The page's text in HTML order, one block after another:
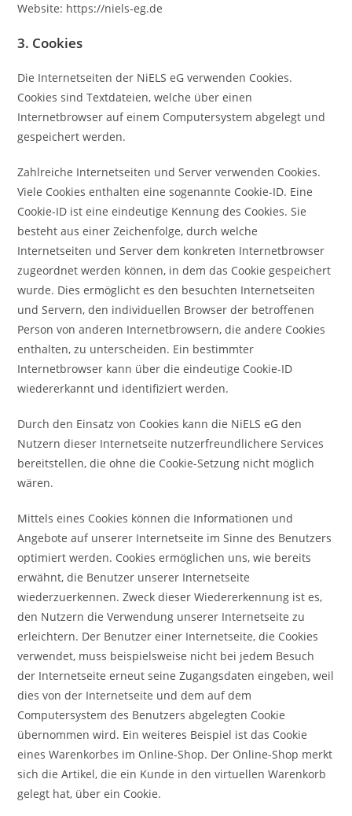
Website: https://niels-eg.de
3. Cookies
Die Internetseiten der NiELS eG verwenden Cookies.
Cookies sind Textdateien, welche über einen
Internetbrowser auf einem Computersystem abgelegt und
gespeichert werden.
Zahlreiche Internetseiten und Server verwenden Cookies.
Viele Cookies enthalten eine sogenannte Cookie-ID. Eine
Cookie-ID ist eine eindeutige Kennung des Cookies. Sie
besteht aus einer Zeichenfolge, durch welche
Internetseiten und Server dem konkreten Internetbrowser
zugeordnet werden können, in dem das Cookie gespeichert
wurde. Dies ermöglicht es den besuchten Internetseiten
und Servern, den individuellen Browser der betroffenen
Person von anderen Internetbrowsern, die andere Cookies
enthalten, zu unterscheiden. Ein bestimmter
Internetbrowser kann über die eindeutige Cookie-ID
wiedererkannt und identifiziert werden.
Durch den Einsatz von Cookies kann die NiELS eG den
Nutzern dieser Internetseite nutzerfreundlichere Services
bereitstellen, die ohne die Cookie-Setzung nicht möglich
wären.
Mittels eines Cookies können die Informationen und
Angebote auf unserer Internetseite im Sinne des Benutzers
optimiert werden. Cookies ermöglichen uns, wie bereits
erwähnt, die Benutzer unserer Internetseite
wiederzuerkennen. Zweck dieser Wiedererkennung ist es,
den Nutzern die Verwendung unserer Internetseite zu
erleichtern. Der Benutzer einer Internetseite, die Cookies
verwendet, muss beispielsweise nicht bei jedem Besuch
der Internetseite erneut seine Zugangsdaten eingeben, weil
dies von der Internetseite und dem auf dem
Computersystem des Benutzers abgelegten Cookie
übernommen wird. Ein weiteres Beispiel ist das Cookie
eines Warenkorbes im Online-Shop. Der Online-Shop merkt
sich die Artikel, die ein Kunde in den virtuellen Warenkorb
gelegt hat, über ein Cookie.